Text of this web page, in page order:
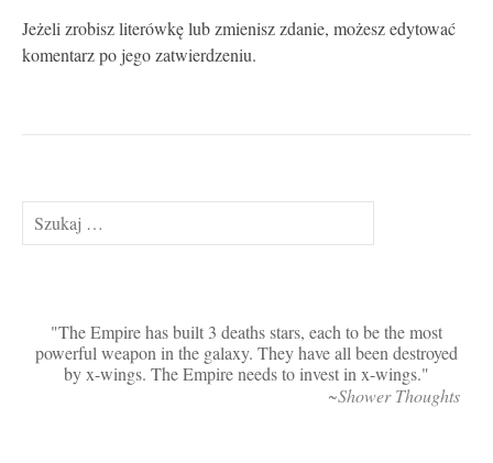
Jeżeli zrobisz literówkę lub zmienisz zdanie, możesz edytować
komentarz po jego zatwierdzeniu.
Szukaj:
The Empire has built 3 deaths stars, each to be the most
powerful weapon in the galaxy. They have all been destroyed
by x-wings. The Empire needs to invest in x-wings.
~Shower Thoughts